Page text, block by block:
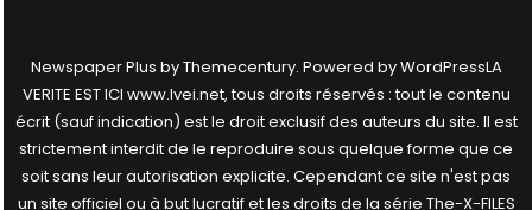
Newspaper Plus byThemecentury. Powered byWordPressLA
VERITE EST ICI www.lvei.net, tous droits réservés : tout le contenu
écrit (sauf indication) est le droit exclusif des auteurs du site. Il est
strictement interdit de le reproduire sous quelque forme que ce
soit sans leur autorisation explicite. Cependant ce site n'est pas
un site officiel ou à but lucratif et les droits de la série The-X-FILES